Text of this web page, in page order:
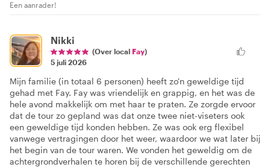
Een aanrader!
Nikki
(Over local Fay)
5 juli 2026
Mijn familie (in totaal 6 personen) heeft zo'n geweldige tijd
gehad met Fay. Fay was vriendelijk en grappig, en het was de
hele avond makkelijk om met haar te praten. Ze zorgde ervoor
dat de tour zo gepland was dat onze twee niet-viseters ook
een geweldige tijd konden hebben. Ze was ook erg flexibel
vanwege vertragingen door het weer, waardoor we wat later bij
het begin van de tour waren. We vonden het geweldig om de
achtergrondverhalen te horen bij de verschillende gerechten